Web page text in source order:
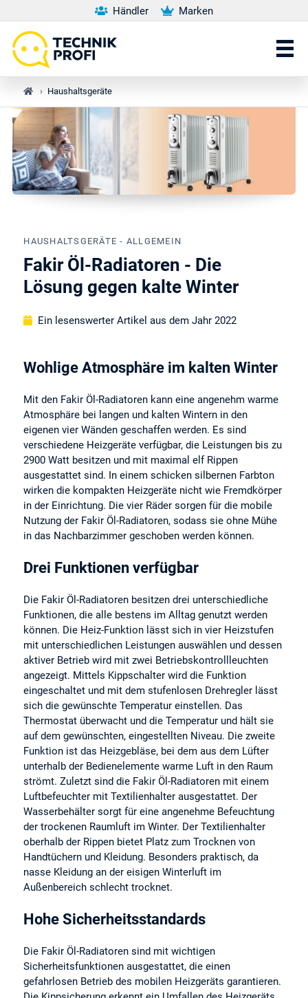
Händler Marken
› Haushaltsgeräte
HAUSHALTSGERÄTE - ALLGEMEIN
Fakir Öl-Radiatoren - Die
Lösung gegen kalte Winter
Ein lesenswerter Artikel aus dem Jahr 2022
Wohlige Atmosphäre im kalten Winter
Mit den Fakir Öl-Radiatoren kann eine angenehm warme
Atmosphäre bei langen und kalten Wintern in den
eigenen vier Wänden geschaffen werden. Es sind
verschiedene Heizgeräte verfügbar, die Leistungen bis zu
2900 Watt besitzen und mit maximal elf Rippen
ausgestattet sind. In einem schicken silbernen Farbton
wirken die kompakten Heizgeräte nicht wie Fremdkörper
in der Einrichtung. Die vier Räder sorgen für die mobile
Nutzung der Fakir Öl-Radiatoren, sodass sie ohne Mühe
in das Nachbarzimmer geschoben werden können.
Drei Funktionen verfügbar
Die Fakir Öl-Radiatoren besitzen drei unterschiedliche
Funktionen, die alle bestens im Alltag genutzt werden
können. Die Heiz-Funktion lässt sich in vier Heizstufen
mit unterschiedlichen Leistungen auswählen und dessen
aktiver Betrieb wird mit zwei Betriebskontrollleuchten
angezeigt. Mittels Kippschalter wird die Funktion
eingeschaltet und mit dem stufenlosen Drehregler lässt
sich die gewünschte Temperatur einstellen. Das
Thermostat überwacht und die Temperatur und hält sie
auf dem gewünschten, eingestellten Niveau. Die zweite
Funktion ist das Heizgebläse, bei dem aus dem Lüfter
unterhalb der Bedienelemente warme Luft in den Raum
strömt. Zuletzt sind die Fakir Öl-Radiatoren mit einem
Luftbefeuchter mit Textilienhalter ausgestattet. Der
Wasserbehälter sorgt für eine angenehme Befeuchtung
der trockenen Raumluft im Winter. Der Textilienhalter
oberhalb der Rippen bietet Platz zum Trocknen von
Handtüchern und Kleidung. Besonders praktisch, da
nasse Kleidung an der eisigen Winterluft im
Außenbereich schlecht trocknet.
Hohe Sicherheitsstandards
Die Fakir Öl-Radiatoren sind mit wichtigen
Sicherheitsfunktionen ausgestattet, die einen
gefahrlosen Betrieb des mobilen Heizgeräts garantieren.